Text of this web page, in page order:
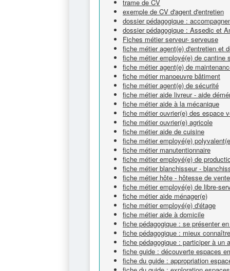
trame de CV
exemple de CV d'agent d'entretien
dossier pédagogique :
dossier pédagogique : Assedic et
Fiches métier serveur- serveuse
fiche métier agent(e) d'entretien et
fiche métier employé(e) de cantine
fiche métier agent(e) de
fiche métier manoeuvre bâtiment
fiche métier agent(e) de sécurité
fiche métier aide livreur - aide
fiche métier aide à la mécanique
fiche métier ouvrier(e) des espace
fiche métier ouvrier(e) agricole
fiche métier aide de cuisine
fiche métier employé(e)
fiche métier manutentionnaire
fiche métier employé(e) de
fiche métier blanchisseur -
fiche métier hôte - hôtesse de
fiche métier employé(e) de libre-
fiche métier aide ménager(e)
fiche métier employé(e) d'étage
fiche métier aide à domicile
fiche pédagogique : se présenter
fiche pédagogique : mieux
fiche pédagogique : participer à un
fiche guide : découverte espaces
fiche du guide : appropriation